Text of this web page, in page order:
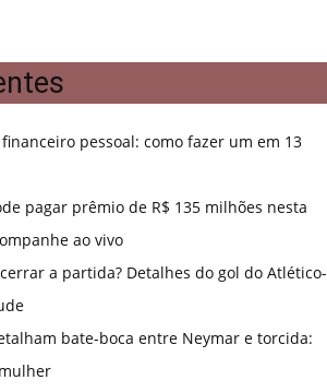
pessoal: como fazer um em 13
pagar prêmio de R$ 135 milhões nesta
ao vivo
a partida? Detalhes do gol do Atlético-
bate-boca entre Neymar e torcida: